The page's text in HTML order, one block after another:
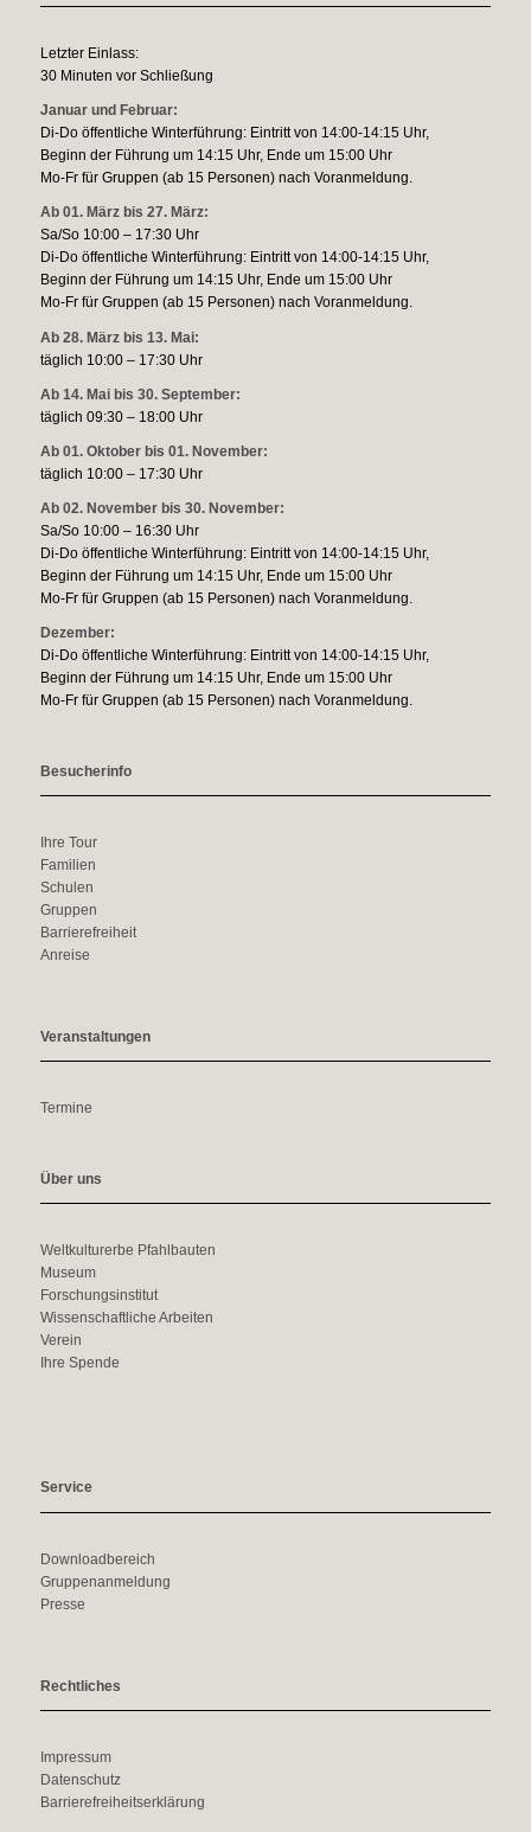
Letzter Einlass:
30 Minuten vor Schließung
Januar und Februar:
Di-Do öffentliche Winterführung: Eintritt von 14:00-14:15 Uhr,
Beginn der Führung um 14:15 Uhr, Ende um 15:00 Uhr
Mo-Fr für Gruppen (ab 15 Personen) nach Voranmeldung.
Ab 01. März bis 27. März:
Sa/So 10:00 – 17:30 Uhr
Di-Do öffentliche Winterführung: Eintritt von 14:00-14:15 Uhr,
Beginn der Führung um 14:15 Uhr, Ende um 15:00 Uhr
Mo-Fr für Gruppen (ab 15 Personen) nach Voranmeldung.
Ab 28. März bis 13. Mai:
täglich 10:00 – 17:30 Uhr
Ab 14. Mai bis 30. September:
täglich 09:30 – 18:00 Uhr
Ab 01. Oktober bis 01. November:
täglich 10:00 – 17:30 Uhr
Ab 02. November bis 30. November:
Sa/So 10:00 – 16:30 Uhr
Di-Do öffentliche Winterführung: Eintritt von 14:00-14:15 Uhr,
Beginn der Führung um 14:15 Uhr, Ende um 15:00 Uhr
Mo-Fr für Gruppen (ab 15 Personen) nach Voranmeldung.
Dezember:
Di-Do öffentliche Winterführung: Eintritt von 14:00-14:15 Uhr,
Beginn der Führung um 14:15 Uhr, Ende um 15:00 Uhr
Mo-Fr für Gruppen (ab 15 Personen) nach Voranmeldung.
Besucherinfo
Ihre Tour
Familien
Schulen
Gruppen
Barrierefreiheit
Anreise
Veranstaltungen
Termine
Über uns
Weltkulturerbe Pfahlbauten
Museum
Forschungsinstitut
Wissenschaftliche Arbeiten
Verein
Ihre Spende
Service
Downloadbereich
Gruppenanmeldung
Presse
Rechtliches
Impressum
Datenschutz
Barriere­freiheits­erklärung